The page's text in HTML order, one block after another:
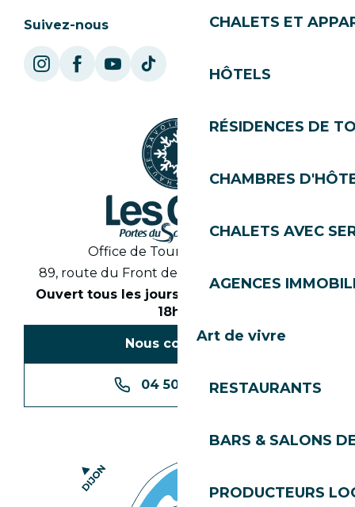
CHALETS ET
HÔTELS
RÉSIDENCES DE
CHAMBRES
CHALETS AVEC
AGENCES
Art de vivre
RESTAURANTS
BARS & SALONS
PRODUCTEURS
Suivez-nous
Office de Tourisme des Gets
89, route du Front de Neige 74260 Les Gets
Ouvert tous les jours en saison de 8h30 à
18h30
Nous contacter
04 50 74 74 74